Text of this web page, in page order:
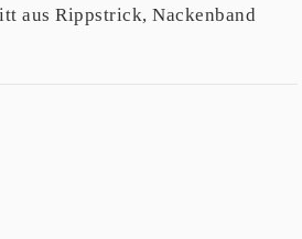
aus Rippstrick, Nackenband